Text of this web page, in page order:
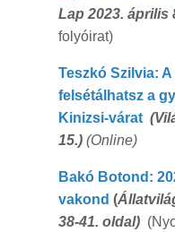
Lap 2023. április
folyóirat)
Teszkó Szilvia:
felsétálhatsz a
Kinizsi-várat (
15.)(Online)
Bakó Botond:
vakond (
38-41. oldal)